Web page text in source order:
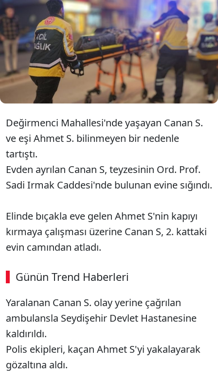
Konya'da Ahmet S., tartıştığı eşi Canan S.'yi
bıçakla kovaladı. Koca eşinin sığındığı evin
kapısını kırmaya çalışırken Canan S.
pencereden atlayarak yaralandı.
Değirmenci Mahallesi'nde yaşayan Canan S.
ve eşi Ahmet S. bilinmeyen bir nedenle
tartıştı.
Evden ayrılan Canan S, teyzesinin Ord. Prof.
Sadi Irmak Caddesi'nde bulunan evine sığındı.
Elinde bıçakla eve gelen Ahmet S'nin kapıyı
kırmaya çalışması üzerine Canan S, 2. kattaki
evin camından atladı.
Günün Trend Haberleri
Yaralanan Canan S. olay yerine çağrılan
ambulansla Seydişehir Devlet Hastanesine
kaldırıldı.
Polis ekipleri, kaçan Ahmet S'yi yakalayarak
gözaltına aldı.